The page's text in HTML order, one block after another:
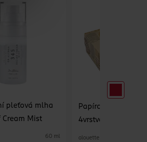
pleťová mlha
Cream Mist
60 ml
Papírové kapesníky
4vrstvé
alouette